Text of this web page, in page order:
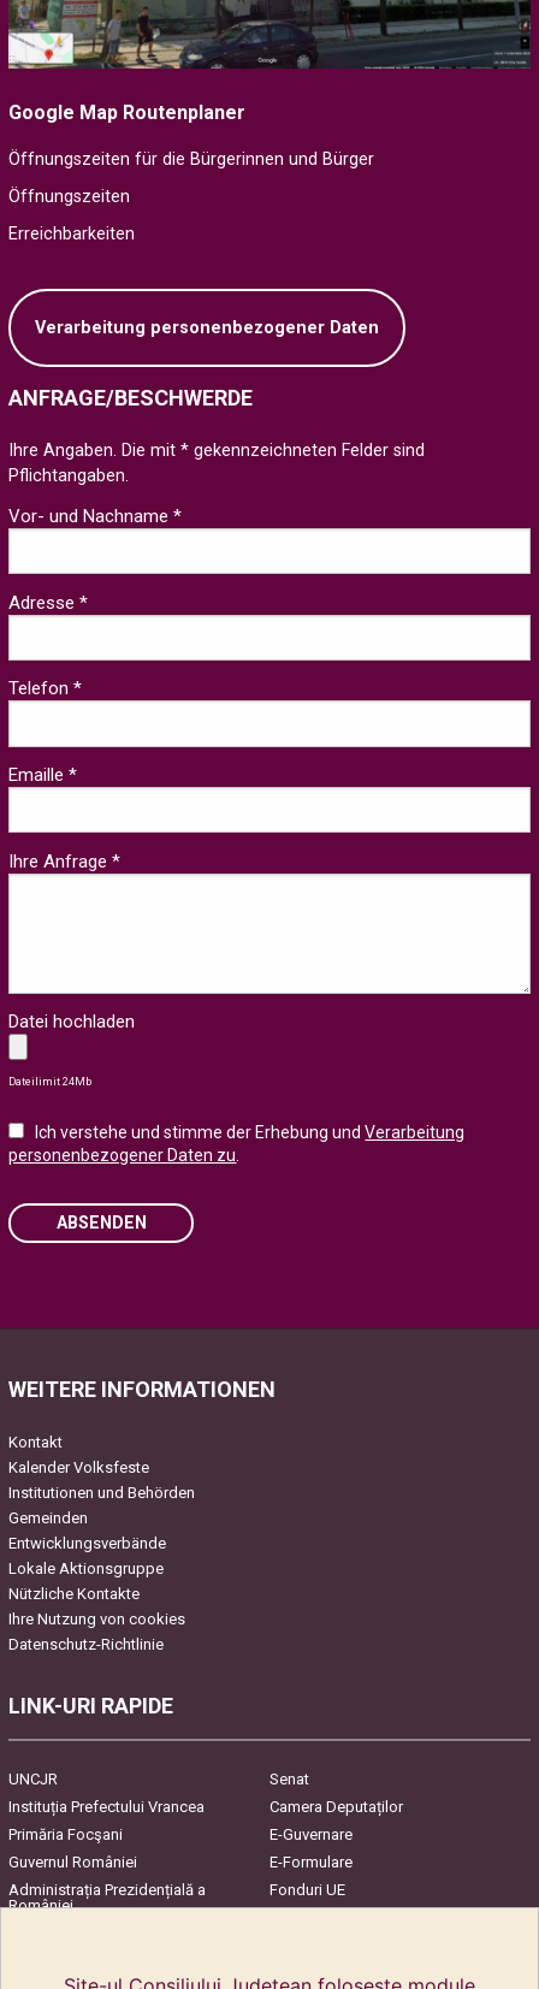
Google Map Routenplaner
Öffnungszeiten für die Bürgerinnen und Bürger
Öffnungszeiten
Erreichbarkeiten
Verarbeitung personenbezogener Daten
ANFRAGE/BESCHWERDE
Ihre Angaben. Die mit * gekennzeichneten Felder sind
Pflichtangaben.
Vor- und Nachname *
Adresse *
Telefon *
Emaille *
Ihre Anfrage *
Datei hochladen
Dateilimit 24Mb
Ich verstehe und stimme der Erhebung undVerarbeitung
personenbezogener Daten zu.
ABSENDEN
empty.
WEITERE INFORMATIONEN
Kontakt
Kalender Volksfeste
Institutionen und Behörden
Gemeinden
Entwicklungsverbände
Lokale Aktionsgruppe
Nützliche Kontakte
Ihre Nutzung von cookies
Datenschutz-Richtlinie
LINK-URI RAPIDE
UNCJR
Senat
Instituția Prefectului Vrancea
Camera Deputaților
Primăria Focşani
E-Guvernare
Guvernul României
E-Formulare
Administrația Prezidențială a
României
Fonduri UE